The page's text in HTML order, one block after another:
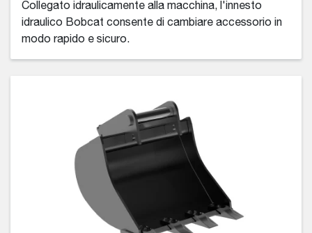
Collegato idraulicamente alla macchina, l'innesto
idraulico Bobcat consente di cambiare accessorio in
modo rapido e sicuro.